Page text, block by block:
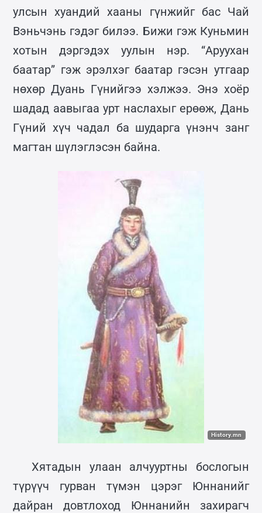
улсын хуандий хааны гүнжийг бас Чай
Вэньчэнь гэдэг билээ. Бижи гэж Куньмин
хотын дэргэдэх уулын нэр. “Аруухан
баатар” гэж эрэлхэг баатар гэсэн утгаар
нөхөр Дуань Гүнийгээ хэлжээ. Энэ хоёр
шадад аавыгаа урт наслахыг ерөөж, Дань
Гүний хүч чадал ба шударга үнэнч занг
магтан шүлэглэсэн байна.
History.mn
Хятадын улаан алчууртны бослогын
түрүүч гурван түмэн цэрэг Юннанийг
дайран довтлоход Юннанийн захирагч